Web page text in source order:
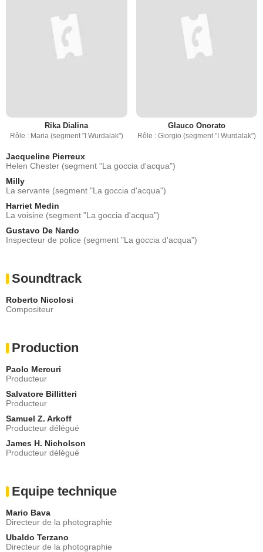
Rika Dialina
Rôle : Maria (segment "I Wurdalak")
Glauco Onorato
Rôle : Giorgio (segment "I Wurdalak")
Jacqueline Pierreux
Helen Chester (segment "La goccia d'acqua")
Milly
La servante (segment "La goccia d'acqua")
Harriet Medin
La voisine (segment "La goccia d'acqua")
Gustavo De Nardo
Inspecteur de police (segment "La goccia d'acqua")
Soundtrack
Roberto Nicolosi
Compositeur
Production
Paolo Mercuri
Producteur
Salvatore Billitteri
Producteur
Samuel Z. Arkoff
Producteur délégué
James H. Nicholson
Producteur délégué
Equipe technique
Mario Bava
Directeur de la photographie
Ubaldo Terzano
Directeur de la photographie